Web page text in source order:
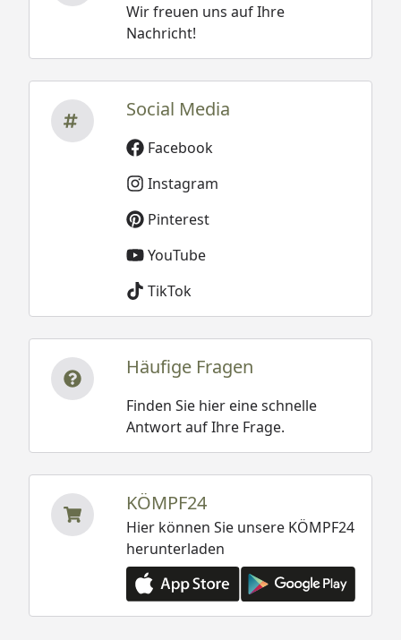
Wir freuen uns auf Ihre
Nachricht!
Social Media
Facebook
Instagram
Pinterest
YouTube
TikTok
Häufige Fragen
Finden Sie hier eine schnelle
Antwort auf Ihre Frage.
KÖMPF24
Hier können Sie unsere KÖMPF24
herunterladen